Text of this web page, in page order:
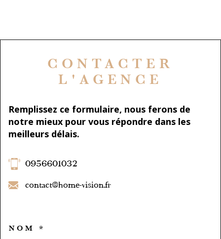
CONTACTER
L'AGENCE
Remplissez ce formulaire, nous ferons de
notre mieux pour vous répondre dans les
meilleurs délais.
0956601032
contact@home-vision.fr
NOM *